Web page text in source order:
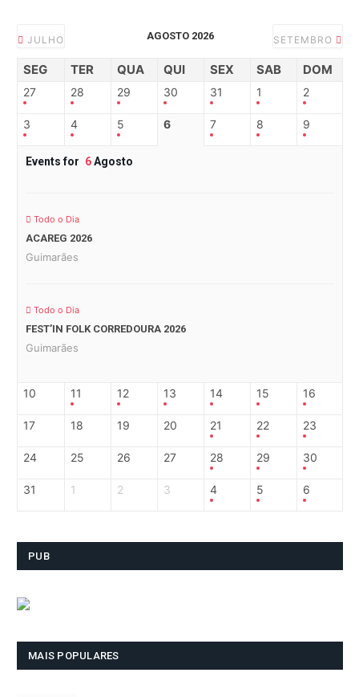
JULHO AGOSTO 2026 SETEMBRO
SEG TER QUA QUI SEX SAB DOM
27 28 29 30 31 1 2
3 4 5 6 7 8 9
Events for 6Agosto
Todo o Dia
ACAREG 2026
Guimarães
Todo o Dia
FEST’IN FOLK CORREDOURA 2026
Guimarães
10 11 12 13 14 15 16
17 18 19 20 21 22 23
24 25 26 27 28 29 30
31 1 2 3 4 5 6
PUB
MAIS POPULARES